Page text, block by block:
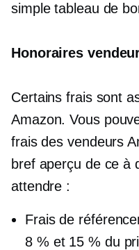
simple tableau de
Honoraires
Certains frais sont
Amazon. Vous
frais des vendeurs
bref aperçu de ce à
attendre :
Frais de
8 % et 15 % du